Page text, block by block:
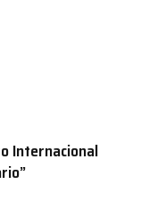
Internacional